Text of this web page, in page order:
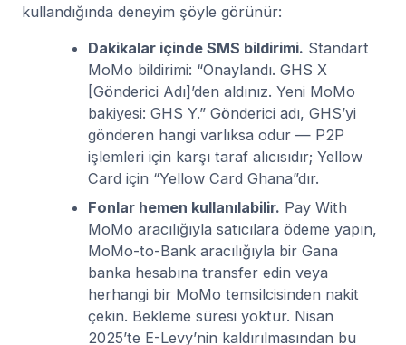
kullandığında deneyim şöyle görünür:
Dakikalar içinde SMS bildirimi. Standart
MoMo bildirimi: “Onaylandı. GHS X
[Gönderici Adı]’den aldınız. Yeni MoMo
bakiyesi: GHS Y.” Gönderici adı, GHS’yi
gönderen hangi varlıksa odur — P2P
işlemleri için karşı taraf alıcısıdır; Yellow
Card için “Yellow Card Ghana”dır.
Fonlar hemen kullanılabilir. Pay With
MoMo aracılığıyla satıcılara ödeme yapın,
MoMo-to-Bank aracılığıyla bir Gana
banka hesabına transfer edin veya
herhangi bir MoMo temsilcisinden nakit
çekin. Bekleme süresi yoktur. Nisan
2025’te E-Levy’nin kaldırılmasından bu